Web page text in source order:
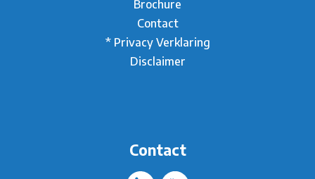
Brochure
Contact
* Privacy Verklaring
Disclaimer
Contact